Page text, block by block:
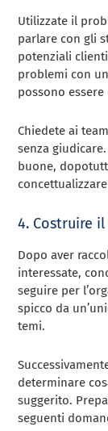
Utilizzate il
parlare con gli
potenziali
problemi con
possono
Chiedete ai
senza
buone,
4. Costruire
Dopo aver
interessate,
seguire per
spicco da
temi.
determinare
suggerito.
seguenti